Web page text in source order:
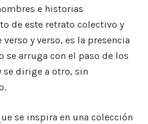
e historias
de este retrato colectivo y
y verso, es la presencia
se arruga con el paso de los
se dirige a otro, sin
se inspira en una colección